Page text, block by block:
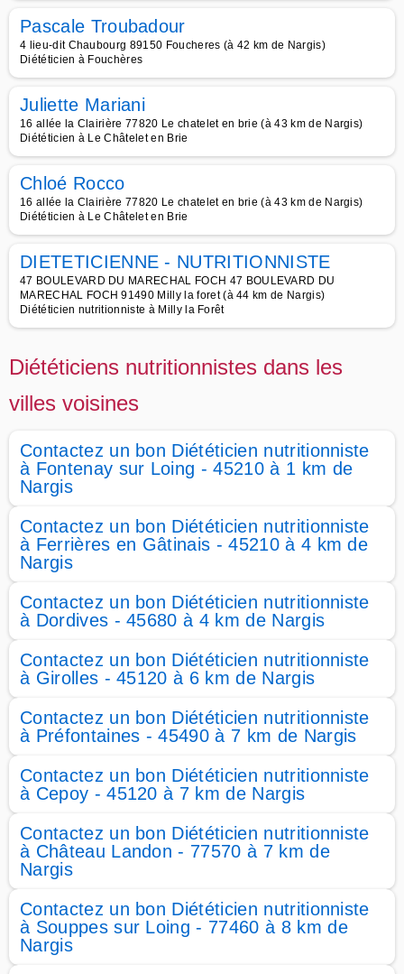
Pascale Troubadour
4 lieu-dit Chaubourg 89150 Foucheres (à 42 km de Nargis)
Diététicien à Fouchères
Juliette Mariani
16 allée la Clairière 77820 Le chatelet en brie (à 43 km de Nargis)
Diététicien à Le Châtelet en Brie
Chloé Rocco
16 allée la Clairière 77820 Le chatelet en brie (à 43 km de Nargis)
Diététicien à Le Châtelet en Brie
DIETETICIENNE - NUTRITIONNISTE
47 BOULEVARD DU MARECHAL FOCH 47 BOULEVARD DU
MARECHAL FOCH 91490 Milly la foret (à 44 km de Nargis)
Diététicien nutritionniste à Milly la Forêt
Diététiciens nutritionnistes dans les
villes voisines
Contactez un bon Diététicien nutritionniste
à Fontenay sur Loing - 45210 à 1 km de
Nargis
Contactez un bon Diététicien nutritionniste
à Ferrières en Gâtinais - 45210 à 4 km de
Nargis
Contactez un bon Diététicien nutritionniste
à Dordives - 45680 à 4 km de Nargis
Contactez un bon Diététicien nutritionniste
à Girolles - 45120 à 6 km de Nargis
Contactez un bon Diététicien nutritionniste
à Préfontaines - 45490 à 7 km de Nargis
Contactez un bon Diététicien nutritionniste
à Cepoy - 45120 à 7 km de Nargis
Contactez un bon Diététicien nutritionniste
à Château Landon - 77570 à 7 km de
Nargis
Contactez un bon Diététicien nutritionniste
à Souppes sur Loing - 77460 à 8 km de
Nargis